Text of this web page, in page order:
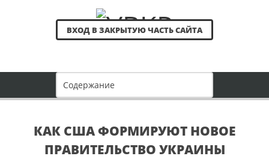
ВХОД В ЗАКРЫТУЮ ЧАСТЬ САЙТА
КАК США ФОРМИРУЮТ НОВОЕ
ПРАВИТЕЛЬСТВО УКРАИНЫ